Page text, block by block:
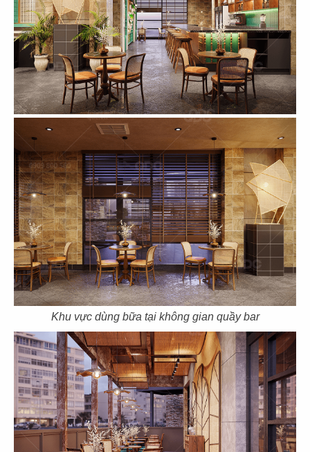
Khu vực dùng bữa tại không gian quầy bar
53
EL GAUCHO
CN Tây Hồ
54
EL GAUCHO
CN Thảo Điền
55
JOLLIBEE
CN Vĩnh Long
56
JOLLIBEE
CN Cần Thơ
57
JOLLIBEE
CN Long Khánh
58
SAN FU LOU
CN Hikari